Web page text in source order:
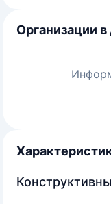
Организации